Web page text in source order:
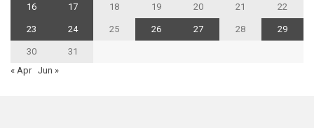
16 17 18 19 20 21 22
23 24 25 26 27 28 29
30
31
« Apr Jun »